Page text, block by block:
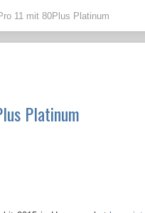
11 mit 80Plus Platinum
Platinum